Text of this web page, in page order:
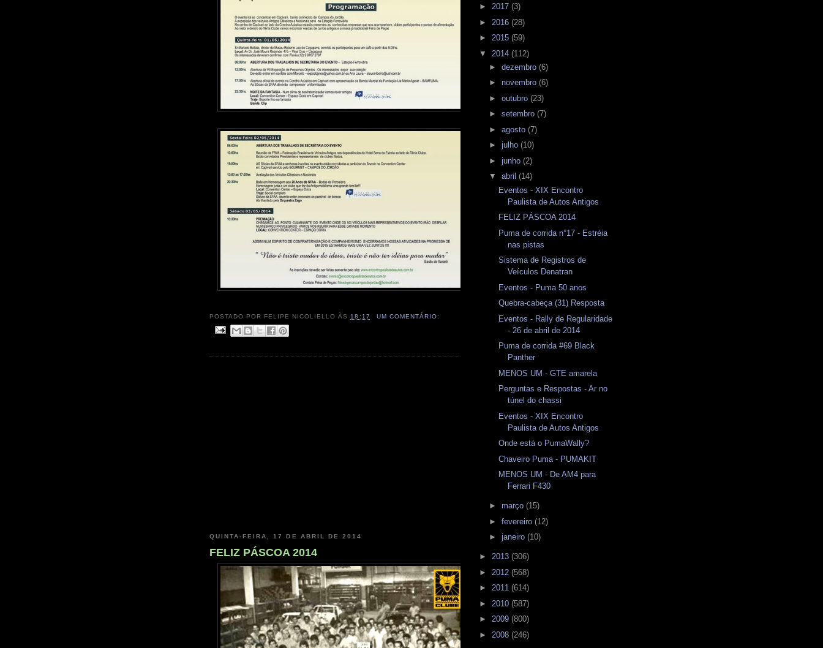
POSTADO POR FELIPE NICOLIELLO ÀS18:17 UM COMENTÁRIO:
QUINTA-FEIRA, 17 DE ABRIL DE 2014
FELIZ PÁSCOA 2014
► 2017 (3)
► 2016 (28)
► 2015 (59)
▼ 2014 (112)
► dezembro (6)
► novembro (6)
► outubro (23)
► setembro (7)
► agosto (7)
► julho (10)
► junho (2)
▼ abril (14)
Eventos - XIX Encontro
Paulista de Autos Antigos
FELIZ PÁSCOA 2014
Puma de corrida n°17 - Estréia
nas pistas
Sistema de Registros de
Veículos Denatran
Eventos - Puma 50 anos
Quebra-cabeça (31) Resposta
Eventos - Rally de Regularidade
- 26 de abril de 2014
Puma de corrida #69 Black
Panther
MENOS UM - GTE amarela
Perguntas e Respostas - Ar no
túnel do chassi
Eventos - XIX Encontro
Paulista de Autos Antigos
Onde está o PumaWally?
Chaveiro Puma - PUMAKIT
MENOS UM - De AM4 para
Ferrari F430
► março (15)
► fevereiro (12)
► janeiro (10)
► 2013 (306)
► 2012 (568)
► 2011 (614)
► 2010 (587)
► 2009 (800)
► 2008 (246)